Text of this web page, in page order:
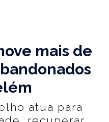
mais de
atua para